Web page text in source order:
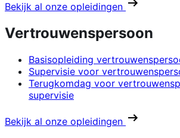
Bekijk al onze opleidingen
Vertrouwenspersoon
Basisopleiding
Supervisie voor
Terugkomdag voor
supervisie
Bekijk al onze opleidingen